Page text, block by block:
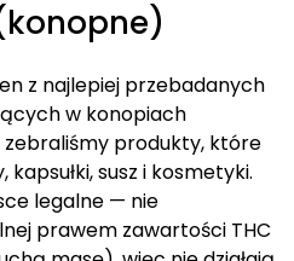
z najlepiej przebadanych
w konopiach
produkty, które
susz i kosmetyki.
legalne — nie
prawem zawartości THC